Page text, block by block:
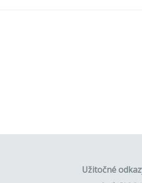
Užitočné